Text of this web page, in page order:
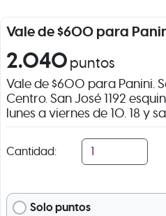
Vale de $600 para
2.040 puntos
Vale de $600 para Panini.
Centro. San José 1192
lunes a viernes de 10. 18 y
Cantidad:
Solo puntos